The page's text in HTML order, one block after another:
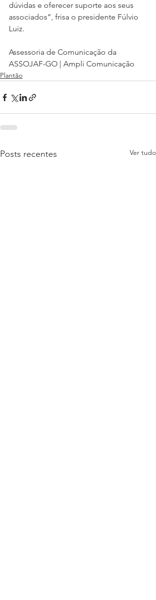
dúvidas e oferecer suporte aos seus
associados”, frisa o presidente Fúlvio
Luiz.
Assessoria de Comunicação da
ASSOJAF-GO | Ampli Comunicação
Plantão
Posts recentes Ver tudo